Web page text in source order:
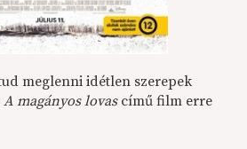
meglenni idétlen szerepek
A magányos lovascímű film erre